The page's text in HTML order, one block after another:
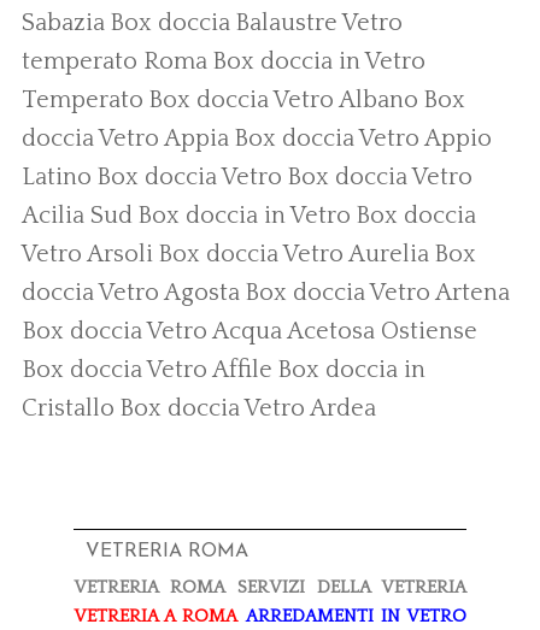
Sabazia Box doccia Balaustre Vetro
temperato Roma Box doccia in Vetro
Temperato Box doccia Vetro Albano Box
doccia Vetro Appia Box doccia Vetro Appio
Latino Box doccia Vetro Box doccia Vetro
Acilia Sud Box doccia in Vetro Box doccia
Vetro Arsoli Box doccia Vetro Aurelia Box
doccia Vetro Agosta Box doccia Vetro Artena
Box doccia Vetro Acqua Acetosa Ostiense
Box doccia Vetro Affile Box doccia in
Cristallo Box doccia Vetro Ardea
VETRERIA ROMA
VETRERIA ROMA SERVIZI DELLA VETRERIA
VETRERIA A ROMA ARREDAMENTI IN VETRO